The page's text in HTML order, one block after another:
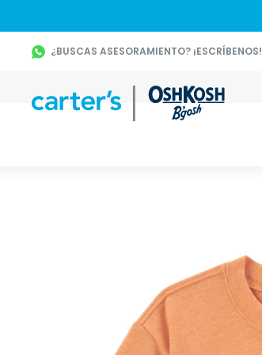
¿BUSCAS ASESORAMIENTO? ¡ESCRÍBENOS!